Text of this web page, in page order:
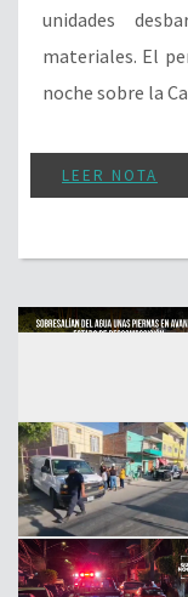
unidades
materiales. El
noche sobre la
LEER NOTA